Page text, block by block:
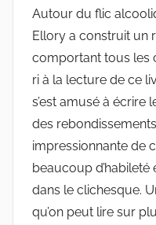
Autour du flic
Ellory a construit un
comportant tous les
ri à la lecture de ce
s’est amusé à
des
impressionnante de
beaucoup
dans le clichesque.
qu’on peut lire sur